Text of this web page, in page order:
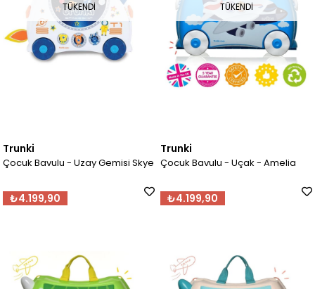
TÜKENDI
Trunki
Çocuk Bavulu - Uzay Gemisi Skye
₺4.199,90
TÜKENDI
Trunki
Çocuk Bavulu - Uçak - Amelia
₺4.199,90